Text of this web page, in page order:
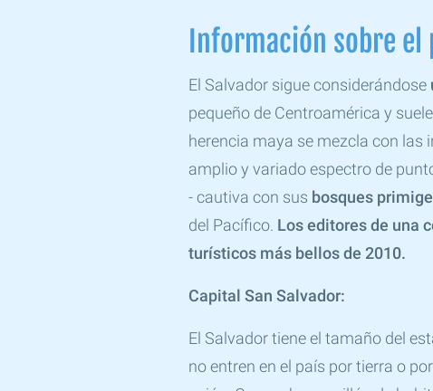
Información sobre el
El Salvador sigue considerándose
pequeño de Centroamérica y
herencia maya se mezcla con las
amplio y variado espectro de
- cautiva con sus bosques
del Pacífico. Los editores de una
turísticos más bellos de 2010.
Capital San Salvador:
El Salvador tiene el tamaño del
no entren en el país por tierra o